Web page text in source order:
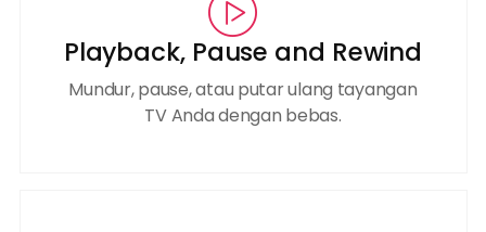
Playback, Pause and Rewind
Mundur, pause, atau putar ulang tayangan
TV Anda dengan bebas.